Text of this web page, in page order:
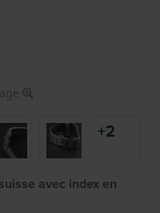
+2
avec index en